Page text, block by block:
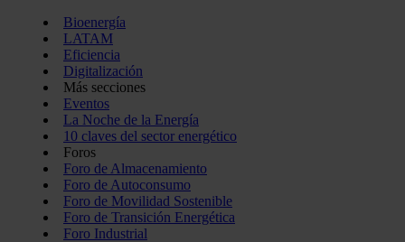
Bioenergía
LATAM
Eficiencia
Digitalización
Más secciones
Eventos
La Noche de la Energía
10 claves del sector energético
Foros
Foro de Almacenamiento
Foro de Autoconsumo
Foro de Movilidad Sostenible
Foro de Transición Energética
Foro Industrial